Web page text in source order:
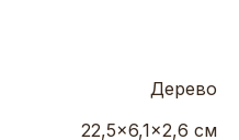
Дерево
22,5x6,1x2,6 см